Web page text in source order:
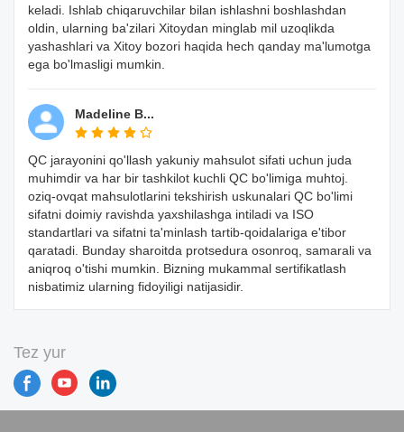
keladi. Ishlab chiqaruvchilar bilan ishlashni boshlashdan
oldin, ularning ba'zilari Xitoydan minglab mil uzoqlikda
yashashlari va Xitoy bozori haqida hech qanday ma'lumotga
ega bo'lmasligi mumkin.
Madeline B...
QC jarayonini qo'llash yakuniy mahsulot sifati uchun juda
muhimdir va har bir tashkilot kuchli QC bo'limiga muhtoj.
oziq-ovqat mahsulotlarini tekshirish uskunalari QC bo'limi
sifatni doimiy ravishda yaxshilashga intiladi va ISO
standartlari va sifatni ta'minlash tartib-qoidalariga e'tibor
qaratadi. Bunday sharoitda protsedura osonroq, samarali va
aniqroq o'tishi mumkin. Bizning mukammal sertifikatlash
nisbatimiz ularning fidoyiligi natijasidir.
Tez yur